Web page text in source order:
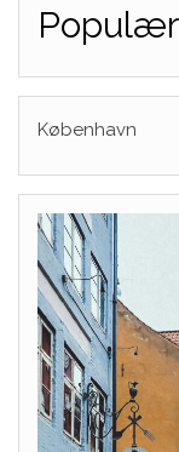
København